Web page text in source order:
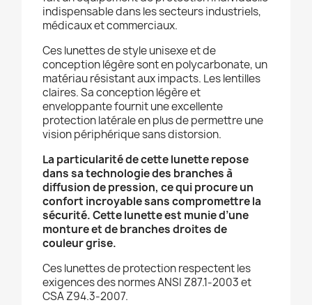
indispensable dans les secteurs industriels,
médicaux et commerciaux.
Ces lunettes de style unisexe et de
conception légère sont en polycarbonate, un
matériau résistant aux impacts. Les lentilles
claires. Sa conception légère et
enveloppante fournit une excellente
protection latérale en plus de permettre une
vision périphérique sans distorsion.
La particularité de cette lunette repose
dans sa technologie des branches à
diffusion de pression, ce qui procure un
confort incroyable sans compromettre la
sécurité. Cette lunette est munie d’une
monture et de branches droites de
couleur grise.
Ces lunettes de protection respectent les
exigences des normes ANSI Z87.1-2003 et
CSA Z94.3-2007.